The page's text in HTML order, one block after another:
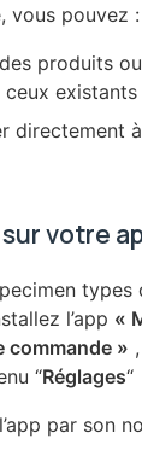
vous pouvez :
produits
existants
directement
votre
l’app «
commande »
“Réglages“
par son